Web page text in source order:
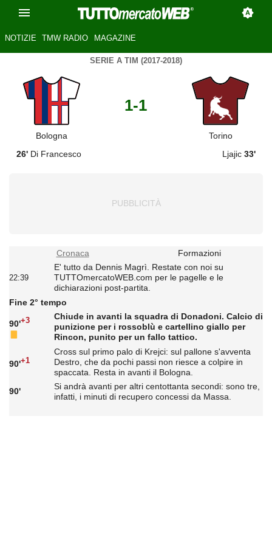
NOTIZIE TMW RADIO MAGAZINE
SERIE A TIM (2017-2018)
Bologna
1-1
Torino
26' Di Francesco Ljajic 33'
Cronaca Formazioni
22:39
E' tutto da Dennis Magrì. Restate con noi su
TUTTOmercatoWEB.com per le pagelle e le
dichiarazioni post-partita.
Fine 2° tempo
90'+3
Chiude in avanti la squadra di Donadoni. Calcio di
punizione per i rossoblù e cartellino giallo per
Rincon, punito per un fallo tattico.
90'+1
Cross sul primo palo di Krejci: sul pallone s'avventa
Destro, che da pochi passi non riesce a colpire in
spaccata. Resta in avanti il Bologna.
90'
Si andrà avanti per altri centottanta secondi: sono tre,
infatti, i minuti di recupero concessi da Massa.